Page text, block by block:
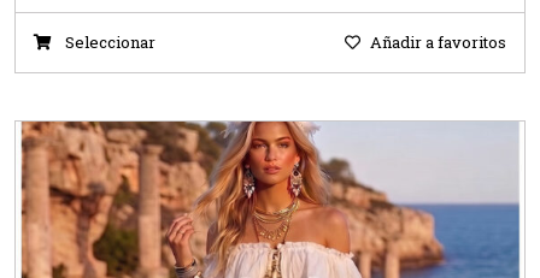
Seleccionar Añadir a favoritos